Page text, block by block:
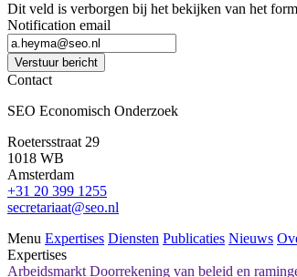
Dit veld is verborgen bij het bekijken van het
Notification email
Verstuur bericht
Contact
SEO Economisch Onderzoek
Roetersstraat 29
1018 WB
Amsterdam
+31 20 399 1255
secretariaat@seo.nl
Menu Expertises Diensten Publicaties Nieuws
Expertises
Arbeidsmarkt Doorrekening van beleid en